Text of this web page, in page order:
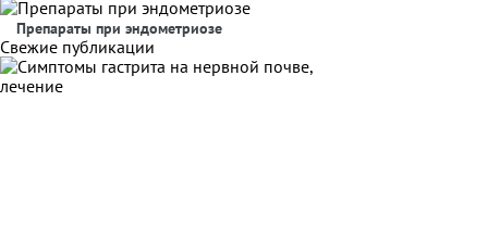
Препараты при эндометриозе
Свежие публикации